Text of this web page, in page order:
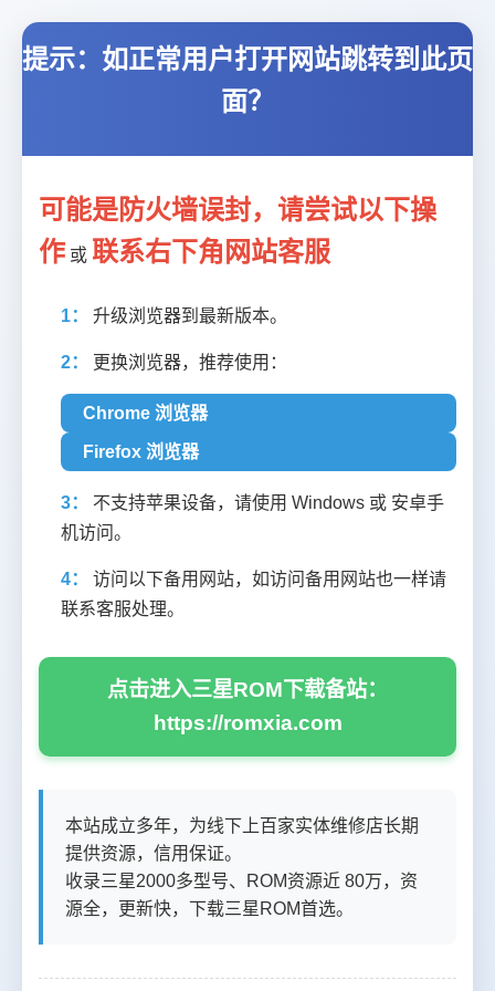
提示：如正常用户打开网站跳转到此页
面？
可能是防火墙误封，请尝试以下操
作 或 联系右下角网站客服
1： 升级浏览器到最新版本。
2： 更换浏览器，推荐使用：
Chrome 浏览器
Firefox 浏览器
3：
不支持苹果设备，请使用 Windows 或 安卓手
机访问。
4：
访问以下备用网站，如访问备用网站也一样请
联系客服处理。
点击进入三星ROM下载备站：
https://romxia.com
本站成立多年，为线下上百家实体维修店长期
提供资源，信用保证。
收录三星2000多型号、ROM资源近 80万，资
源全，更新快，下载三星ROM首选。